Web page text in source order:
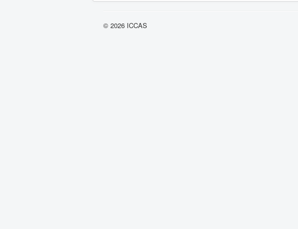
© 2026 ICCAS